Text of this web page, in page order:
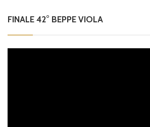
FINALE 42° BEPPE VIOLA